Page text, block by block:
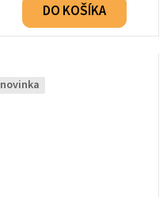
DO KOŠÍKA
novinka